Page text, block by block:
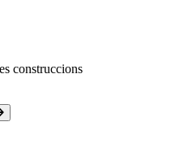
construccions